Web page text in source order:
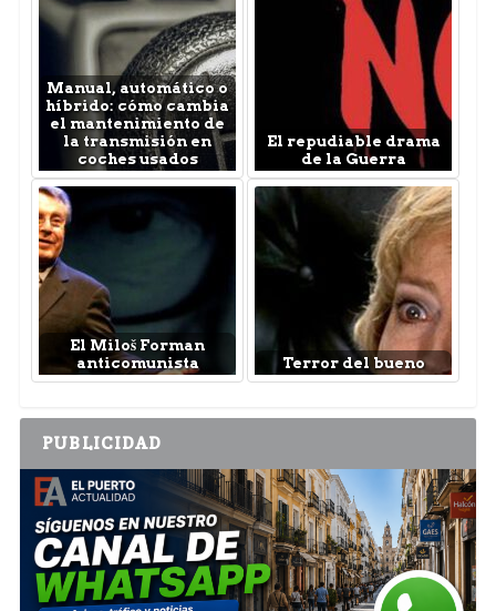
Manual, automático o
híbrido: cómo cambia
el mantenimiento de
la transmisión en
coches usados
El repudiable drama
de la Guerra
El Miloš Forman
anticomunista
Terror del bueno
PUBLICIDAD